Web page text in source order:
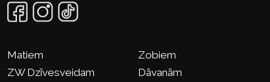
Matiem
Zobiem
ZW Dzīvesveidam
Dāvanām